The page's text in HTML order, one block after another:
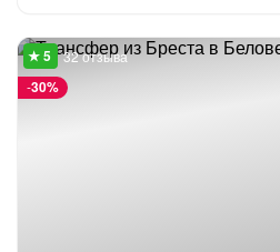
-30%
32 отзыва